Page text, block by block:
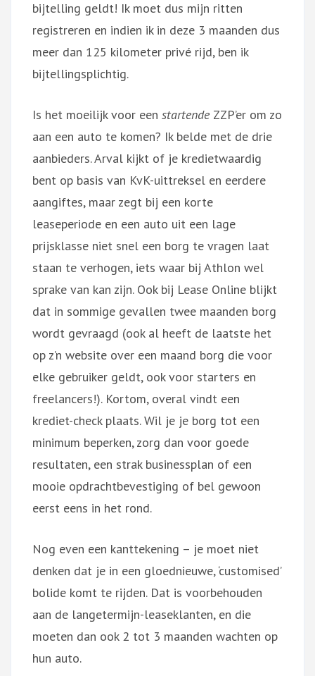
bijtelling geldt! Ik moet dus mijn ritten
registreren en indien ik in deze 3 maanden dus
meer dan 125 kilometer privé rijd, ben ik
bijtellingsplichtig.
Is het moeilijk voor een startende ZZP’er om zo
aan een auto te komen? Ik belde met de drie
aanbieders. Arval kijkt of je kredietwaardig
bent op basis van KvK-uittreksel en eerdere
aangiftes, maar zegt bij een korte
leaseperiode en een auto uit een lage
prijsklasse niet snel een borg te vragen laat
staan te verhogen, iets waar bij Athlon wel
sprake van kan zijn. Ook bij Lease Online blijkt
dat in sommige gevallen twee maanden borg
wordt gevraagd (ook al heeft de laatste het
op z’n website over een maand borg die voor
elke gebruiker geldt, ook voor starters en
freelancers!). Kortom, overal vindt een
krediet-check plaats. Wil je je borg tot een
minimum beperken, zorg dan voor goede
resultaten, een strak businessplan of een
mooie opdrachtbevestiging of bel gewoon
eerst eens in het rond.
Nog even een kanttekening – je moet niet
denken dat je in een gloednieuwe, ‘customised’
bolide komt te rijden. Dat is voorbehouden
aan de langetermijn-leaseklanten, en die
moeten dan ook 2 tot 3 maanden wachten op
hun auto.